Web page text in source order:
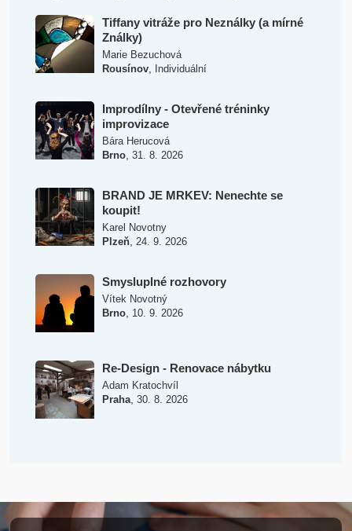
Tiffany vitráže pro Neználky (a mírné
Ználky)
Marie Bezuchová
Rousínov, Individuální
Improdílny - Otevřené tréninky
improvizace
Bára Herucová
Brno, 31. 8. 2026
BRAND JE MRKEV: Nenechte se
koupit!
Karel Novotny
Plzeň, 24. 9. 2026
Smysluplné rozhovory
Vítek Novotný
Brno, 10. 9. 2026
Re-Design - Renovace nábytku
Adam Kratochvíl
Praha, 30. 8. 2026